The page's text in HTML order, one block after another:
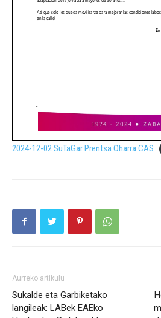
2024-12-02 SuTaGar Prentsa Oharra CAS
Aurreko artikulu
Sukalde eta Garbiketako
langileak: LABek EAEko